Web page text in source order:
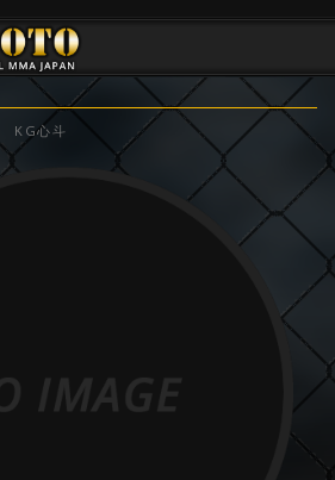
KG心斗